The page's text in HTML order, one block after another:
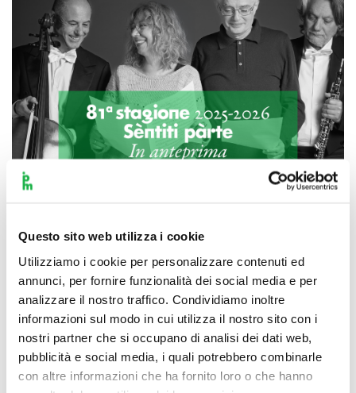
Questo sito web utilizza i cookie
Utilizziamo i cookie per personalizzare contenuti ed
annunci, per fornire funzionalità dei social media e per
analizzare il nostro traffico. Condividiamo inoltre
informazioni sul modo in cui utilizza il nostro sito con i
nostri partner che si occupano di analisi dei dati web,
pubblicità e social media, i quali potrebbero combinarle
con altre informazioni che ha fornito loro o che hanno
Scopri di più